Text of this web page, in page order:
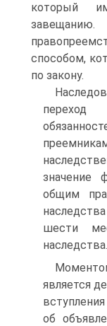
который
способом,
по закону.
значение
общим
шести
наследства.
является
об